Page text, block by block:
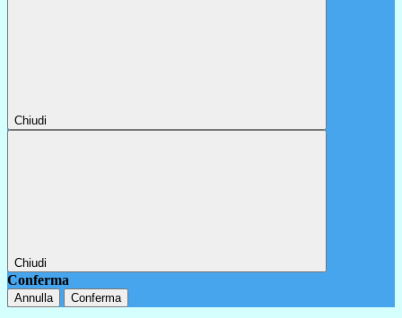
Chiudi
Chiudi
Conferma
Annulla Conferma